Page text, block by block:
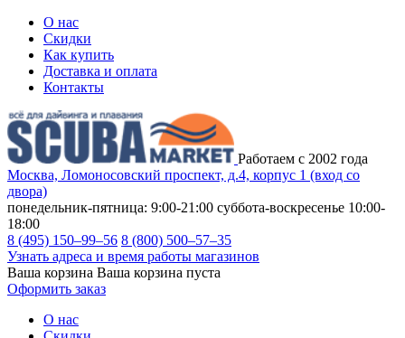
О нас
Скидки
Как купить
Доставка и оплата
Контакты
Работаем с 2002 года
Москва, Ломоносовский проспект, д.4, корпус 1 (вход со
двора)
понедельник-пятница: 9:00-21:00 суббота-воскресенье 10:00-
18:00
8 (495) 150–99–56 8 (800) 500–57–35
Узнать адреса и время работы магазинов
Ваша корзина Ваша корзина пуста
Оформить заказ
О нас